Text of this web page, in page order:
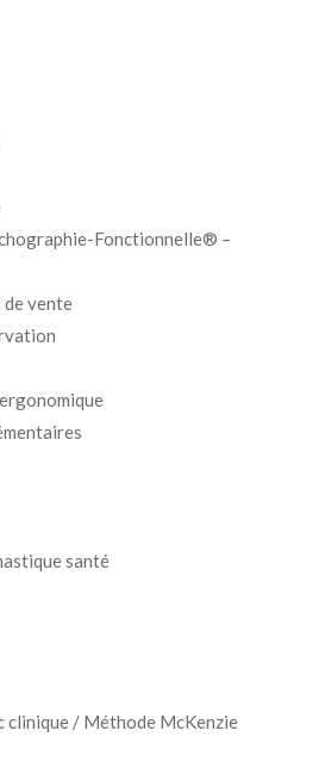
Fonctionnelle® –
vente
santé
clinique / Méthode McKenzie